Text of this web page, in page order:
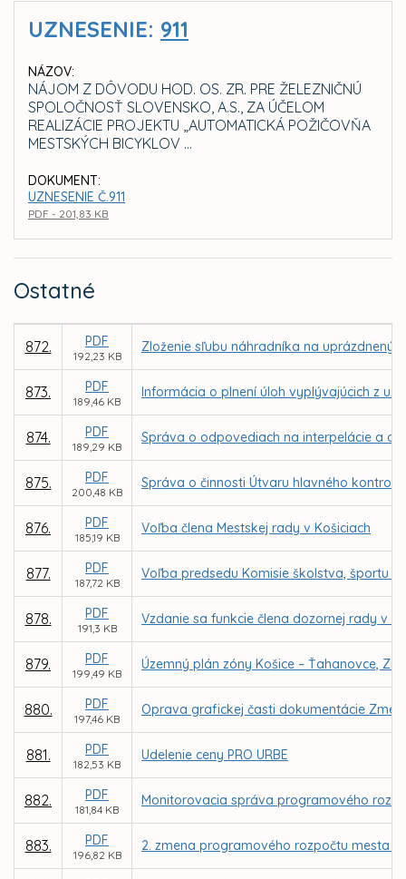
UZNESENIE: 911
NÁZOV:
NÁJOM Z DÔVODU HOD. OS. ZR. PRE ŽELEZNIČNÚ
SPOLOČNOSŤ SLOVENSKO, A.S., ZA ÚČELOM
REALIZÁCIE PROJEKTU „AUTOMATICKÁ POŽIČOVŇA
MESTSKÝCH BICYKLOV ...
DOKUMENT:
UZNESENIE Č.911
PDF - 201,83 KB
Ostatné
872. PDF
192,23 KB
Zloženie sľubu náhradníka na uprázdnený
873. PDF
189,46 KB
Informácia o plnení úloh vyplývajúcich z
874. PDF
189,29 KB
Správa o odpovediach na interpelácie a
875. PDF
200,48 KB
Správa o činnosti Útvaru hlavného
876. PDF
185,19 KB
Voľba člena Mestskej rady v Košiciach
877. PDF
187,72 KB
Voľba predsedu Komisie školstva, športu a
878. PDF
191,3 KB
Vzdanie sa funkcie člena dozornej rady v
879. PDF
199,49 KB
Územný plán zóny Košice – Ťahanovce,
880. PDF
197,46 KB
Oprava grafickej časti dokumentácie
881. PDF
182,53 KB
Udelenie ceny PRO URBE
882. PDF
181,84 KB
Monitorovacia správa programového
883. PDF
196,82 KB
2. zmena programového rozpočtu mesta